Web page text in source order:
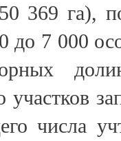
369 га),
до 7 000
участков
числа